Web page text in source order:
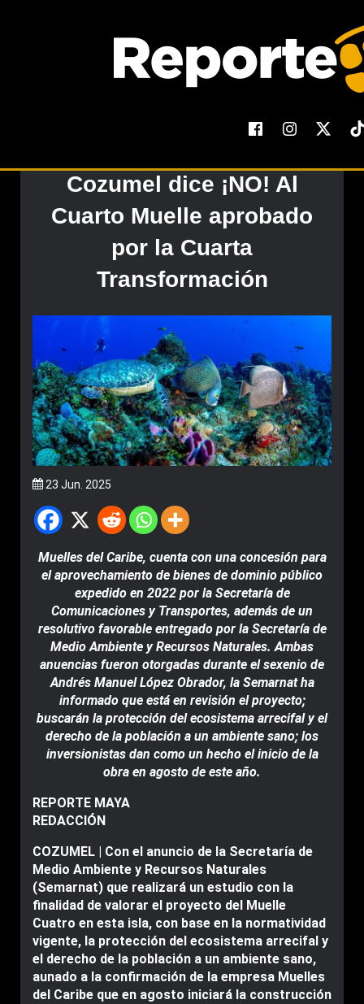
Cozumel dice ¡NO! Al
Cuarto Muelle aprobado
por la Cuarta
Transformación
23 Jun. 2025
Muelles del Caribe, cuenta con una concesión para
el aprovechamiento de bienes de dominio público
expedido en 2022 por la Secretaría de
Comunicaciones y Transportes, además de un
resolutivo favorable entregado por la Secretaría de
Medio Ambiente y Recursos Naturales. Ambas
anuencias fueron otorgadas durante el sexenio de
Andrés Manuel López Obrador, la Semarnat ha
informado que está en revisión el proyecto;
buscarán la protección del ecosistema arrecifal y el
derecho de la población a un ambiente sano; los
inversionistas dan como un hecho el inicio de la
obra en agosto de este año.
REPORTE MAYA
REDACCIÓN
COZUMEL | Con el anuncio de la Secretaría de
Medio Ambiente y Recursos Naturales
(Semarnat) que realizará un estudio con la
finalidad de valorar el proyecto del Muelle
Cuatro en esta isla, con base en la normatividad
vigente, la protección del ecosistema arrecifal y
el derecho de la población a un ambiente sano,
aunado a la confirmación de la empresa Muelles
del Caribe que en agosto iniciará la construcción